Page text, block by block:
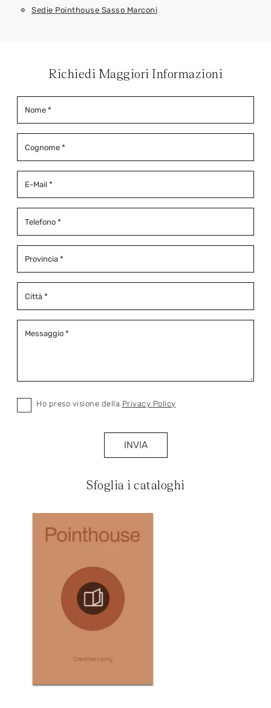
Sedie Pointhouse Sasso Marconi
Sfoglia i cataloghi
Richiedi Maggiori Informazioni
Ho preso visione della Privacy Policy
INVIA